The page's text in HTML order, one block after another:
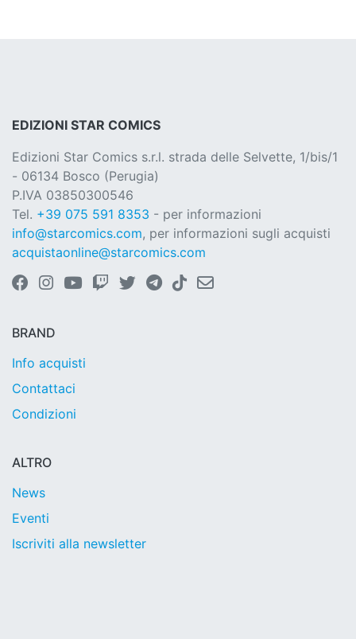
EDIZIONI STAR COMICS
Edizioni Star Comics s.r.l. strada delle Selvette, 1/bis/1
- 06134 Bosco (Perugia)
P.IVA 03850300546
Tel. +39 075 591 8353 - per informazioni
info@starcomics.com, per informazioni sugli acquisti
acquistaonline@starcomics.com
BRAND
Info acquisti
Contattaci
Condizioni
ALTRO
News
Eventi
Iscriviti alla newsletter